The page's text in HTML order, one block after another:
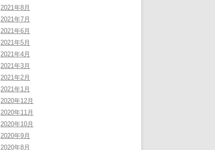
2021年8月
2021年7月
2021年6月
2021年5月
2021年4月
2021年3月
2021年2月
2021年1月
2020年12月
2020年11月
2020年10月
2020年9月
2020年8月